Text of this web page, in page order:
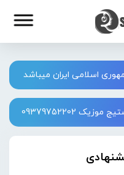
اسلامی ایران میباشد
09379752202